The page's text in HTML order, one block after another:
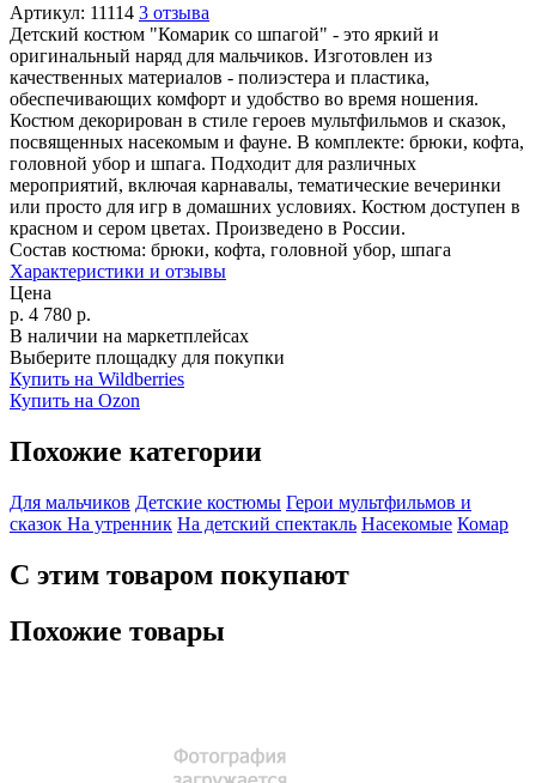
Артикул: 11114 3 отзыва
Детский костюм "Комарик со шпагой" - это яркий и
оригинальный наряд для мальчиков. Изготовлен из
качественных материалов - полиэстера и пластика,
обеспечивающих комфорт и удобство во время ношения.
Костюм декорирован в стиле героев мультфильмов и сказок,
посвященных насекомым и фауне. В комплекте: брюки, кофта,
головной убор и шпага. Подходит для различных
мероприятий, включая карнавалы, тематические вечеринки
или просто для игр в домашних условиях. Костюм доступен в
красном и сером цветах. Произведено в России.
Состав костюма: брюки, кофта, головной убор, шпага
Характеристики и отзывы
Цена
р. 4 780 р.
В наличии на маркетплейсах
Выберите площадку для покупки
Купить на Wildberries
Купить на Ozon
Похожие категории
Для мальчиков Детские костюмы Герои мультфильмов и
сказок На утренник На детский спектакль Насекомые Комар
С этим товаром покупают
Похожие товары